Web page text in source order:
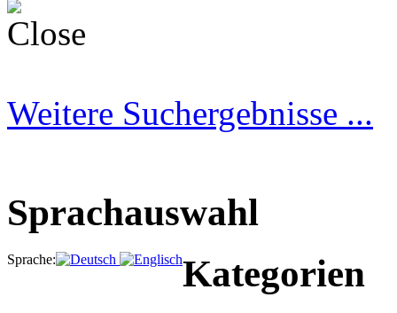
Weitere Suchergebnisse ...
Sprachauswahl
Sprache: Kategorien